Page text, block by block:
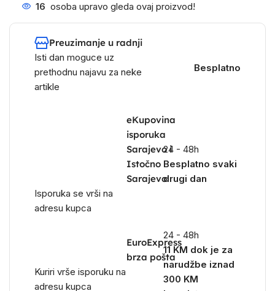
16 osoba upravo gleda ovaj proizvod!
Preuzimanje u radnji
Isti dan moguce uz
prethodnu najavu za neke
artikle
Besplatno
eKupovina
isporuka
Sarajevo i
Istočno
Sarajevo
Isporuka se vrši na
adresu kupca
24 - 48h
Besplatno svaki
drugi dan
EuroExpress
brza pošta
Kuriri vrše isporuku na
adresu kupca
24 - 48h
11 KM dok je za
narudžbe iznad
300 KM